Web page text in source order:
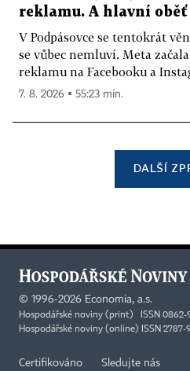
reklamu. A hlavní oběť
V Podpásovce se tentokrát
se vůbec nemluví. Meta
reklamu na Facebooku a
7. 8. 2026 ▪ 55:23 min.
DALŠÍ
© 1996-2026 Economia, a.s.
Hospodářské noviny (print) ISSN 0862-
Hospodářské noviny (online) ISSN 2787-
Certifikováno Sledujte nás